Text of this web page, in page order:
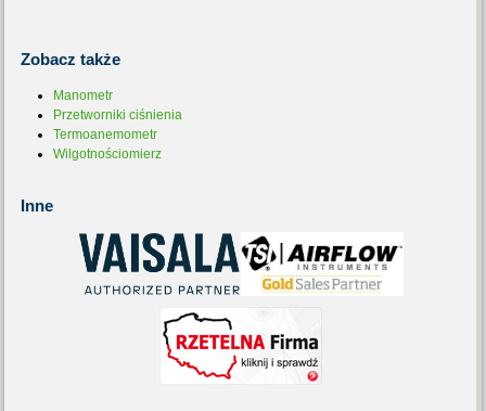
Zobacz także
Manometr
Przetworniki ciśnienia
Termoanemometr
Wilgotnościomierz
Inne